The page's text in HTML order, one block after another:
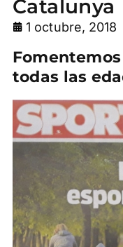
Catalunya
1 octubre, 2018
todas las